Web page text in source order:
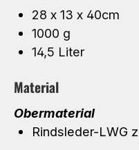
28 x 13 x 40cm
1000 g
14,5 Liter
Material
Obermaterial
Rindsleder-LWG